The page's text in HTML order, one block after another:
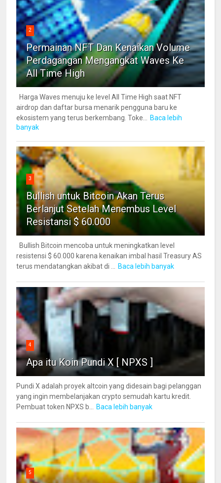
2
Permainan NFT Dan Kenaikan Volume
Perdagangan Mengangkat Waves Ke
All Time High
Harga Waves menuju ke level All Time High saat NFT
airdrop dan daftar bursa menarik pengguna baru ke
ekosistem yang terus berkembang. Toke...
Baca lebih
banyak
3
Bullish untuk Bitcoin Akan Terus
Berlanjut Setelah Menembus Level
Resistansi $ 60.000
Bullish Bitcoin mencoba untuk meningkatkan level
resistensi $ 60.000 karena kenaikan imbal hasil Treasury AS
terus mendatangkan akibat di ...
Baca lebih banyak
4
Apa itu Koin Pundi X [ NPXS ]
Pundi X adalah proyek altcoin yang didesain bagi pelanggan
yang ingin membelanjakan crypto semudah kartu kredit.
Pembuat token NPXS b...
Baca lebih banyak
5